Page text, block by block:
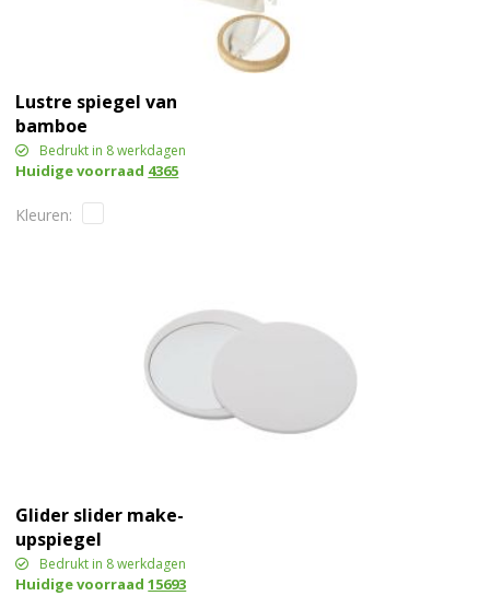
Lustre spiegel van
bamboe
Bedrukt in 8 werkdagen
Huidige voorraad 4365
Glider slider make-
upspiegel
Bedrukt in 8 werkdagen
Huidige voorraad15693